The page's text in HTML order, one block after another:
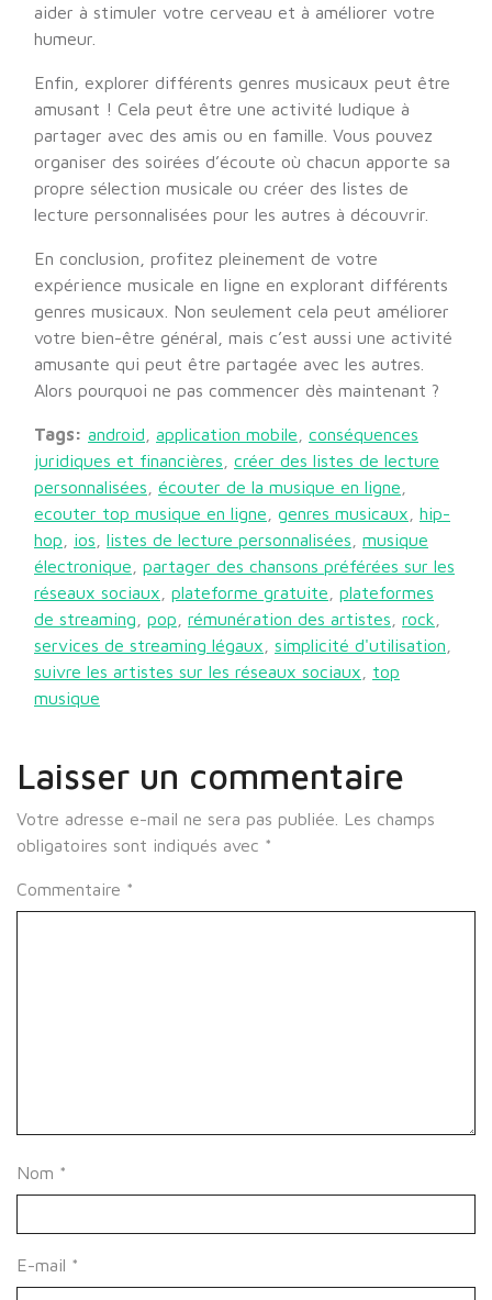
aider à stimuler votre cerveau et à améliorer votre
humeur.
Enfin, explorer différents genres musicaux peut être
amusant ! Cela peut être une activité ludique à
partager avec des amis ou en famille. Vous pouvez
organiser des soirées d’écoute où chacun apporte sa
propre sélection musicale ou créer des listes de
lecture personnalisées pour les autres à découvrir.
En conclusion, profitez pleinement de votre
expérience musicale en ligne en explorant différents
genres musicaux. Non seulement cela peut améliorer
votre bien-être général, mais c’est aussi une activité
amusante qui peut être partagée avec les autres.
Alors pourquoi ne pas commencer dès maintenant ?
Tags: android application mobile
conséquences
juridiques et financières
créer des listes de lecture
personnalisées
écouter de la musique en ligne
ecouter top musique en ligne
genres musicaux
hip-
hop
ios listes de lecture personnalisées
musique
électronique
partager des chansons préférées sur les
réseaux sociaux
plateforme gratuite
plateformes
de streaming
pop rémunération des artistes rock
services de streaming légaux
simplicité d'utilisation
suivre les artistes sur les réseaux sociaux
top
musique
Laisser un commentaire
Votre adresse e-mail ne sera pas publiée.
Les champs
obligatoires sont indiqués avec *
Commentaire *
Nom *
E-mail *